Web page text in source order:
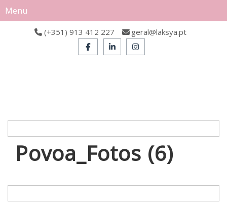
Menu
(+351) 913 412 227 geral@laksya.pt
Povoa_Fotos (6)